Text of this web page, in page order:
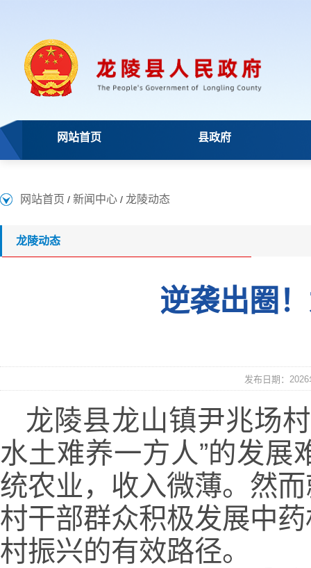
网站首页 县政府
网站首页 / 新闻中心 / 龙陵动态
龙陵动态
逆袭出圈
发布日期：
龙陵县龙山镇尹兆场
水土难养一方人”的发
统农业，收入微薄。然
村干部群众积极发展中
村振兴的有效路径。